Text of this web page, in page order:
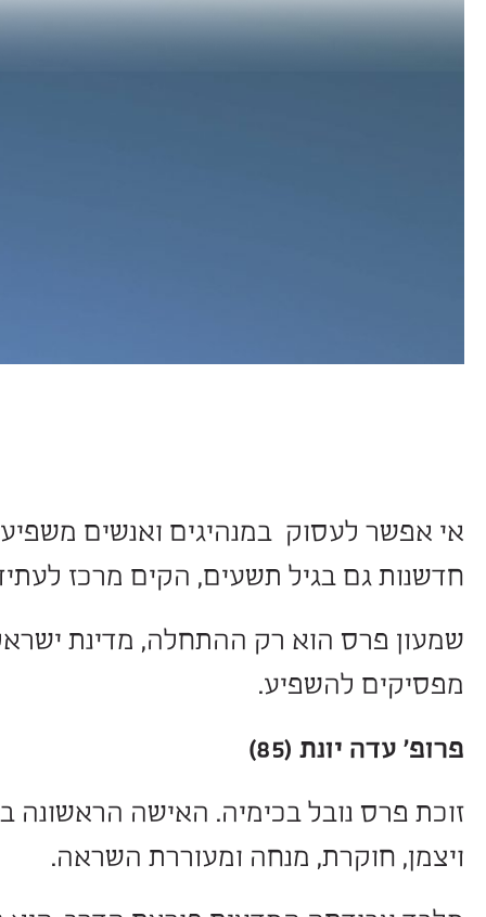
במנהיגים ואנשים משפיעים
תשעים, הקים מרכז לעתיד
רק ההתחלה, מדינת ישראל מלאה